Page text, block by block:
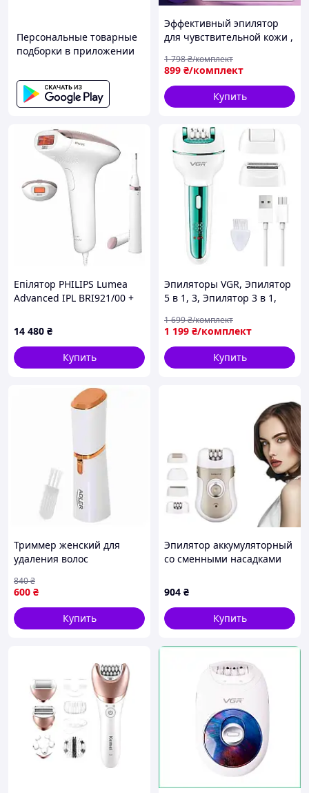
Персональные товарные
подборки в приложении
Эффективный эпилятор
для чувствительной кожи ,
путешествий , EWD
899 ₴/комплект
1 798₴/комплект
Купить
Епілятор PHILIPS Lumea
Advanced IPL BRI921/00 +
14 480 ₴
Купить
Эпиляторы VGR, Эпилятор
5 в 1, 3, Эпилятор 3 в 1,
1 199 ₴/комплект
1 699₴/комплект
Купить
Триммер женский для
удаления волос
компактный жемчужно-
золотой Adler MK-10054
600 ₴
840₴
Купить
Эпилятор аккумуляторный
со сменными насадками
Белая
904 ₴
Купить